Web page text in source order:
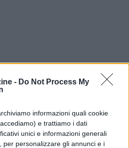
- Do Not Process My
informazioni quali cookie
e trattiamo i dati
unici e informazioni generali
per personalizzare gli annunci e i